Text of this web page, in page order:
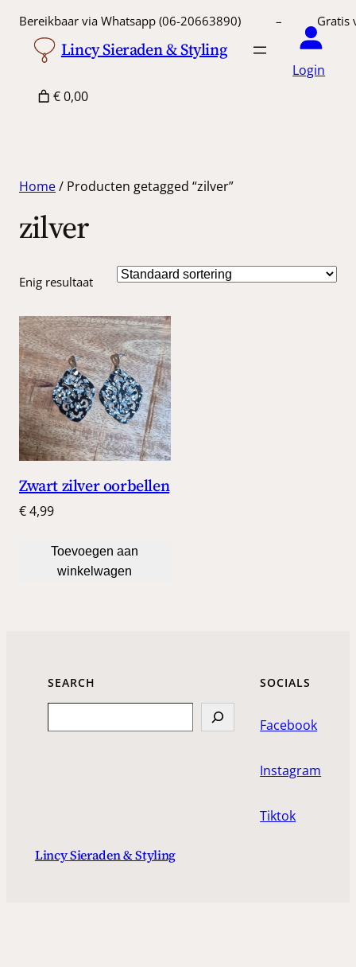
Bereikbaar via Whatsapp (06-20663890) –
Lincy Sieraden & Styling
Login
€ 0,00
Home/ Producten getagged “zilver”
zilver
Enig resultaat
Zwart zilver oorbellen
€4,99
Toevoegen aan
winkelwagen
SEARCH SOCIALS
Facebook
Instagram
Tiktok
Lincy Sieraden & Styling